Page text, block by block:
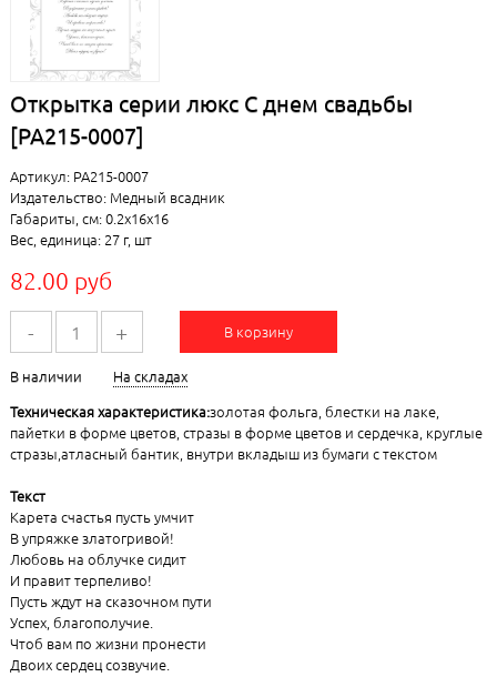
Открытка серии люкс С днем свадьбы
[РА215-0007]
Артикул: РА215-0007
Издательство: Медный всадник
Габариты, см: 0.2x16x16
Вес, единица: 27 г, шт
82.00 руб
- + В корзину
В наличии
На складах
Техническая характеристика:золотая фольга, блестки на лаке,
пайетки в форме цветов, стразы в форме цветов и сердечка, круглые
стразы,атласный бантик, внутри вкладыш из бумаги с текстом
Текст
Карета счастья пусть умчит
В упряжке златогривой!
Любовь на облучке сидит
И правит терпеливо!
Пусть ждут на сказочном пути
Успех, благополучие.
Чтоб вам по жизни пронести
Двоих сердец созвучие.